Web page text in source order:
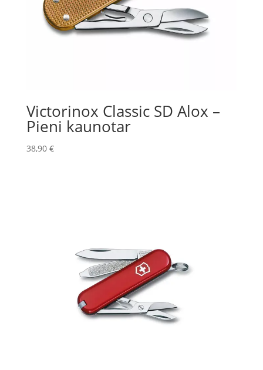
Victorinox Classic SD Alox –
Pieni kaunotar
38,90 €